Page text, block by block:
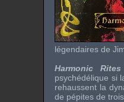
légendaires de
Harmonic Rites
psychédélique si
rehaussent la
de pépites de